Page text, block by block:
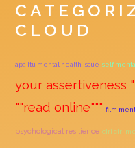
CLOUD
apa itu mental health issue self
your assertiveness
""read online""" film
psychological resilience ciri ciri